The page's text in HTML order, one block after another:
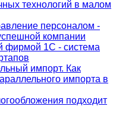
технологий в малом
персоналом -
компании
фирмой 1C - система
импорт. Как
импорта в
подходит